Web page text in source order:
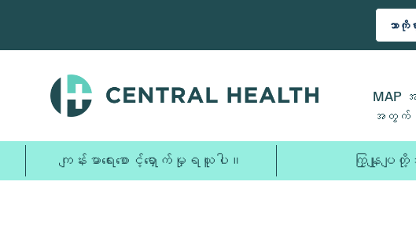
သို့
ပါ။
MAP
အတွက်
ကျန်းမာရေးစောင့်ရှောက်မှုရယူပါ။ ကြှနျုပျတို့အ
စက်တင်ဘာ
1,